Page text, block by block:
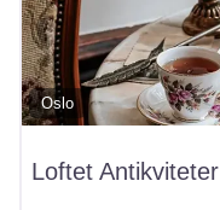
Oslo
Loftet Antikviteter